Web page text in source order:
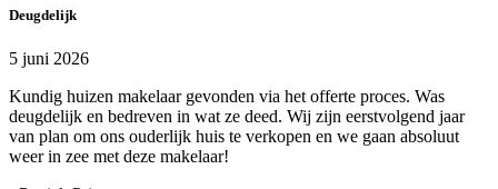
Deugdelijk
5 juni 2026
Kundig huizen makelaar gevonden via het offerte proces. Was
deugdelijk en bedreven in wat ze deed. Wij zijn eerstvolgend jaar
van plan om ons ouderlijk huis te verkopen en we gaan absoluut
weer in zee met deze makelaar!